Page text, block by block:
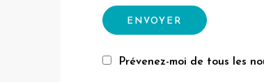
Prévenez-moi de tous les